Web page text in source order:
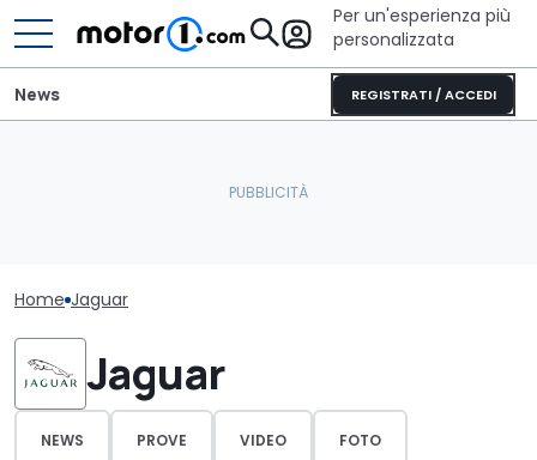
Per un'esperienza più
personalizzata
REGISTRATI / ACCEDI
News
Home Jaguar
Jaguar
NEWS PROVE VIDEO FOTO